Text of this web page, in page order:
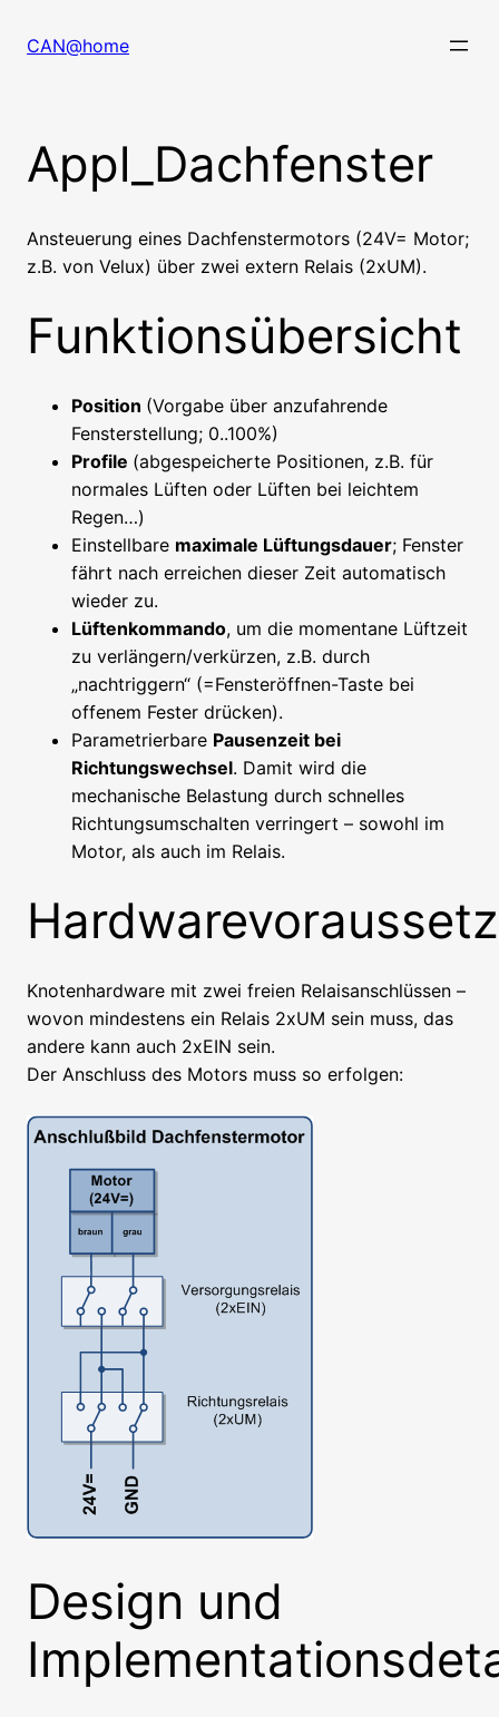
InhaltCAN@home
Appl_Dachfenster
Ansteuerung eines Dachfenstermotors (24V= Motor;
z.B. von Velux) über zwei extern Relais (2xUM).
Funktionsübersicht
Position (Vorgabe über anzufahrende
Fensterstellung; 0..100%)
Profile (abgespeicherte Positionen, z.B. für
normales Lüften oder Lüften bei leichtem
Regen…)
Einstellbare maximale Lüftungsdauer; Fenster
fährt nach erreichen dieser Zeit automatisch
wieder zu.
Lüftenkommando, um die momentane Lüftzeit
zu verlängern/verkürzen, z.B. durch
„nachtriggern“ (=Fensteröffnen-Taste bei
offenem Fester drücken).
Parametrierbare Pausenzeit bei
Richtungswechsel. Damit wird die
mechanische Belastung durch schnelles
Richtungsumschalten verringert – sowohl im
Motor, als auch im Relais.
Knotenhardware mit zwei freien Relaisanschlüssen –
wovon mindestens ein Relais 2xUM sein muss, das
andere kann auch 2xEIN sein.
Der Anschluss des Motors muss so erfolgen:
Design und